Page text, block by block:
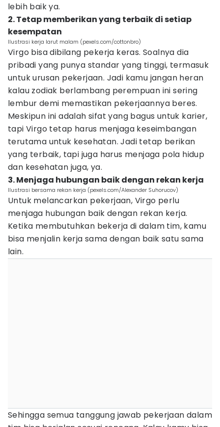
lebih baik ya.
2. Tetap memberikan yang terbaik di setiap
kesempatan
Ilustrasi kerja larut malam (pexels.com/cottonbro)
Virgo bisa dibilang pekerja keras. Soalnya dia
pribadi yang punya standar yang tinggi, termasuk
untuk urusan pekerjaan. Jadi kamu jangan heran
kalau zodiak berlambang perempuan ini sering
lembur demi memastikan pekerjaannya beres.
Meskipun ini adalah sifat yang bagus untuk karier,
tapi Virgo tetap harus menjaga keseimbangan
terutama untuk kesehatan. Jadi tetap berikan
yang terbaik, tapi juga harus menjaga pola hidup
dan kesehatan juga, ya.
3. Menjaga hubungan baik dengan rekan kerja
Ilustrasi bersama rekan kerja (pexels.com/Alexander Suhorucov)
Untuk melancarkan pekerjaan, Virgo perlu
menjaga hubungan baik dengan rekan kerja.
Ketika membutuhkan bekerja di dalam tim, kamu
bisa menjalin kerja sama dengan baik satu sama
lain.
Sehingga semua tanggung jawab pekerjaan dalam